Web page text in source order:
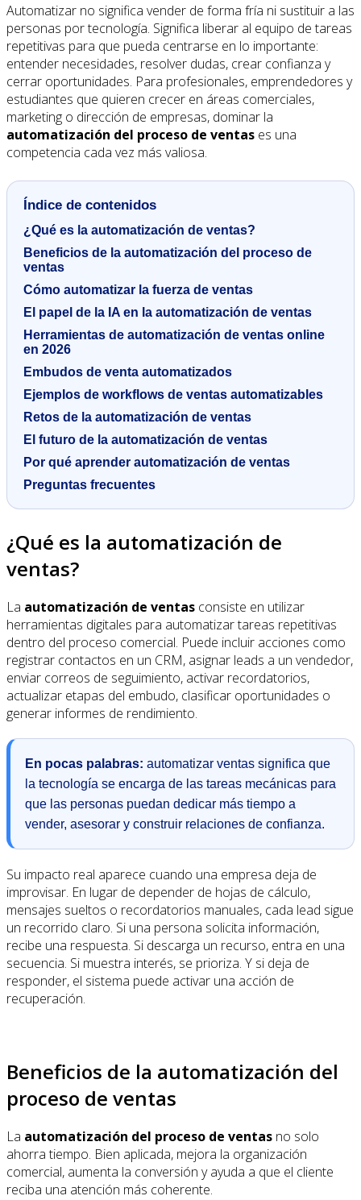
Automatizar no significa vender de forma fría ni sustituir a las
personas por tecnología. Significa liberar al equipo de tareas
repetitivas para que pueda centrarse en lo importante:
entender necesidades, resolver dudas, crear confianza y
cerrar oportunidades. Para profesionales, emprendedores y
estudiantes que quieren crecer en áreas comerciales,
marketing o dirección de empresas, dominar la
automatización del proceso de ventas es una
competencia cada vez más valiosa.
Índice de contenidos
¿Qué es la automatización de ventas?
Beneficios de la automatización del proceso de
ventas
Cómo automatizar la fuerza de ventas
El papel de la IA en la automatización de ventas
Herramientas de automatización de ventas online
en 2026
Embudos de venta automatizados
Ejemplos de workflows de ventas automatizables
Retos de la automatización de ventas
El futuro de la automatización de ventas
Por qué aprender automatización de ventas
Preguntas frecuentes
¿Qué es la automatización de
ventas?
La automatización de ventas consiste en utilizar
herramientas digitales para automatizar tareas repetitivas
dentro del proceso comercial. Puede incluir acciones como
registrar contactos en un CRM, asignar leads a un vendedor,
enviar correos de seguimiento, activar recordatorios,
actualizar etapas del embudo, clasificar oportunidades o
generar informes de rendimiento.
En pocas palabras: automatizar ventas significa que
la tecnología se encarga de las tareas mecánicas para
que las personas puedan dedicar más tiempo a
vender, asesorar y construir relaciones de confianza.
Su impacto real aparece cuando una empresa deja de
improvisar. En lugar de depender de hojas de cálculo,
mensajes sueltos o recordatorios manuales, cada lead sigue
un recorrido claro. Si una persona solicita información,
recibe una respuesta. Si descarga un recurso, entra en una
secuencia. Si muestra interés, se prioriza. Y si deja de
responder, el sistema puede activar una acción de
recuperación.
Beneficios de la automatización del
proceso de ventas
La automatización del proceso de ventas no solo
ahorra tiempo. Bien aplicada, mejora la organización
comercial, aumenta la conversión y ayuda a que el cliente
reciba una atención más coherente.